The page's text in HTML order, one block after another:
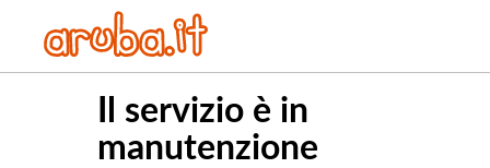
Il servizio è in
manutenzione